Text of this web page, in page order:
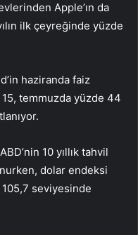
Apple’ın da
ilk çeyreğinde yüzde
haziranda faiz
temmuzda yüzde 44
10 yıllık tahvil
dolar endeksi
105,7 seviyesinde